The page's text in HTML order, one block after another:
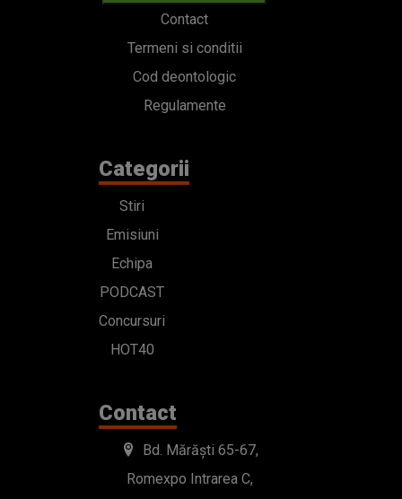
Contact
Termeni si conditii
Cod deontologic
Regulamente
Categorii
Stiri
Emisiuni
Echipa
PODCAST
Concursuri
HOT40
Contact
Bd. Mărăști 65-67,
Romexpo Intrarea C,